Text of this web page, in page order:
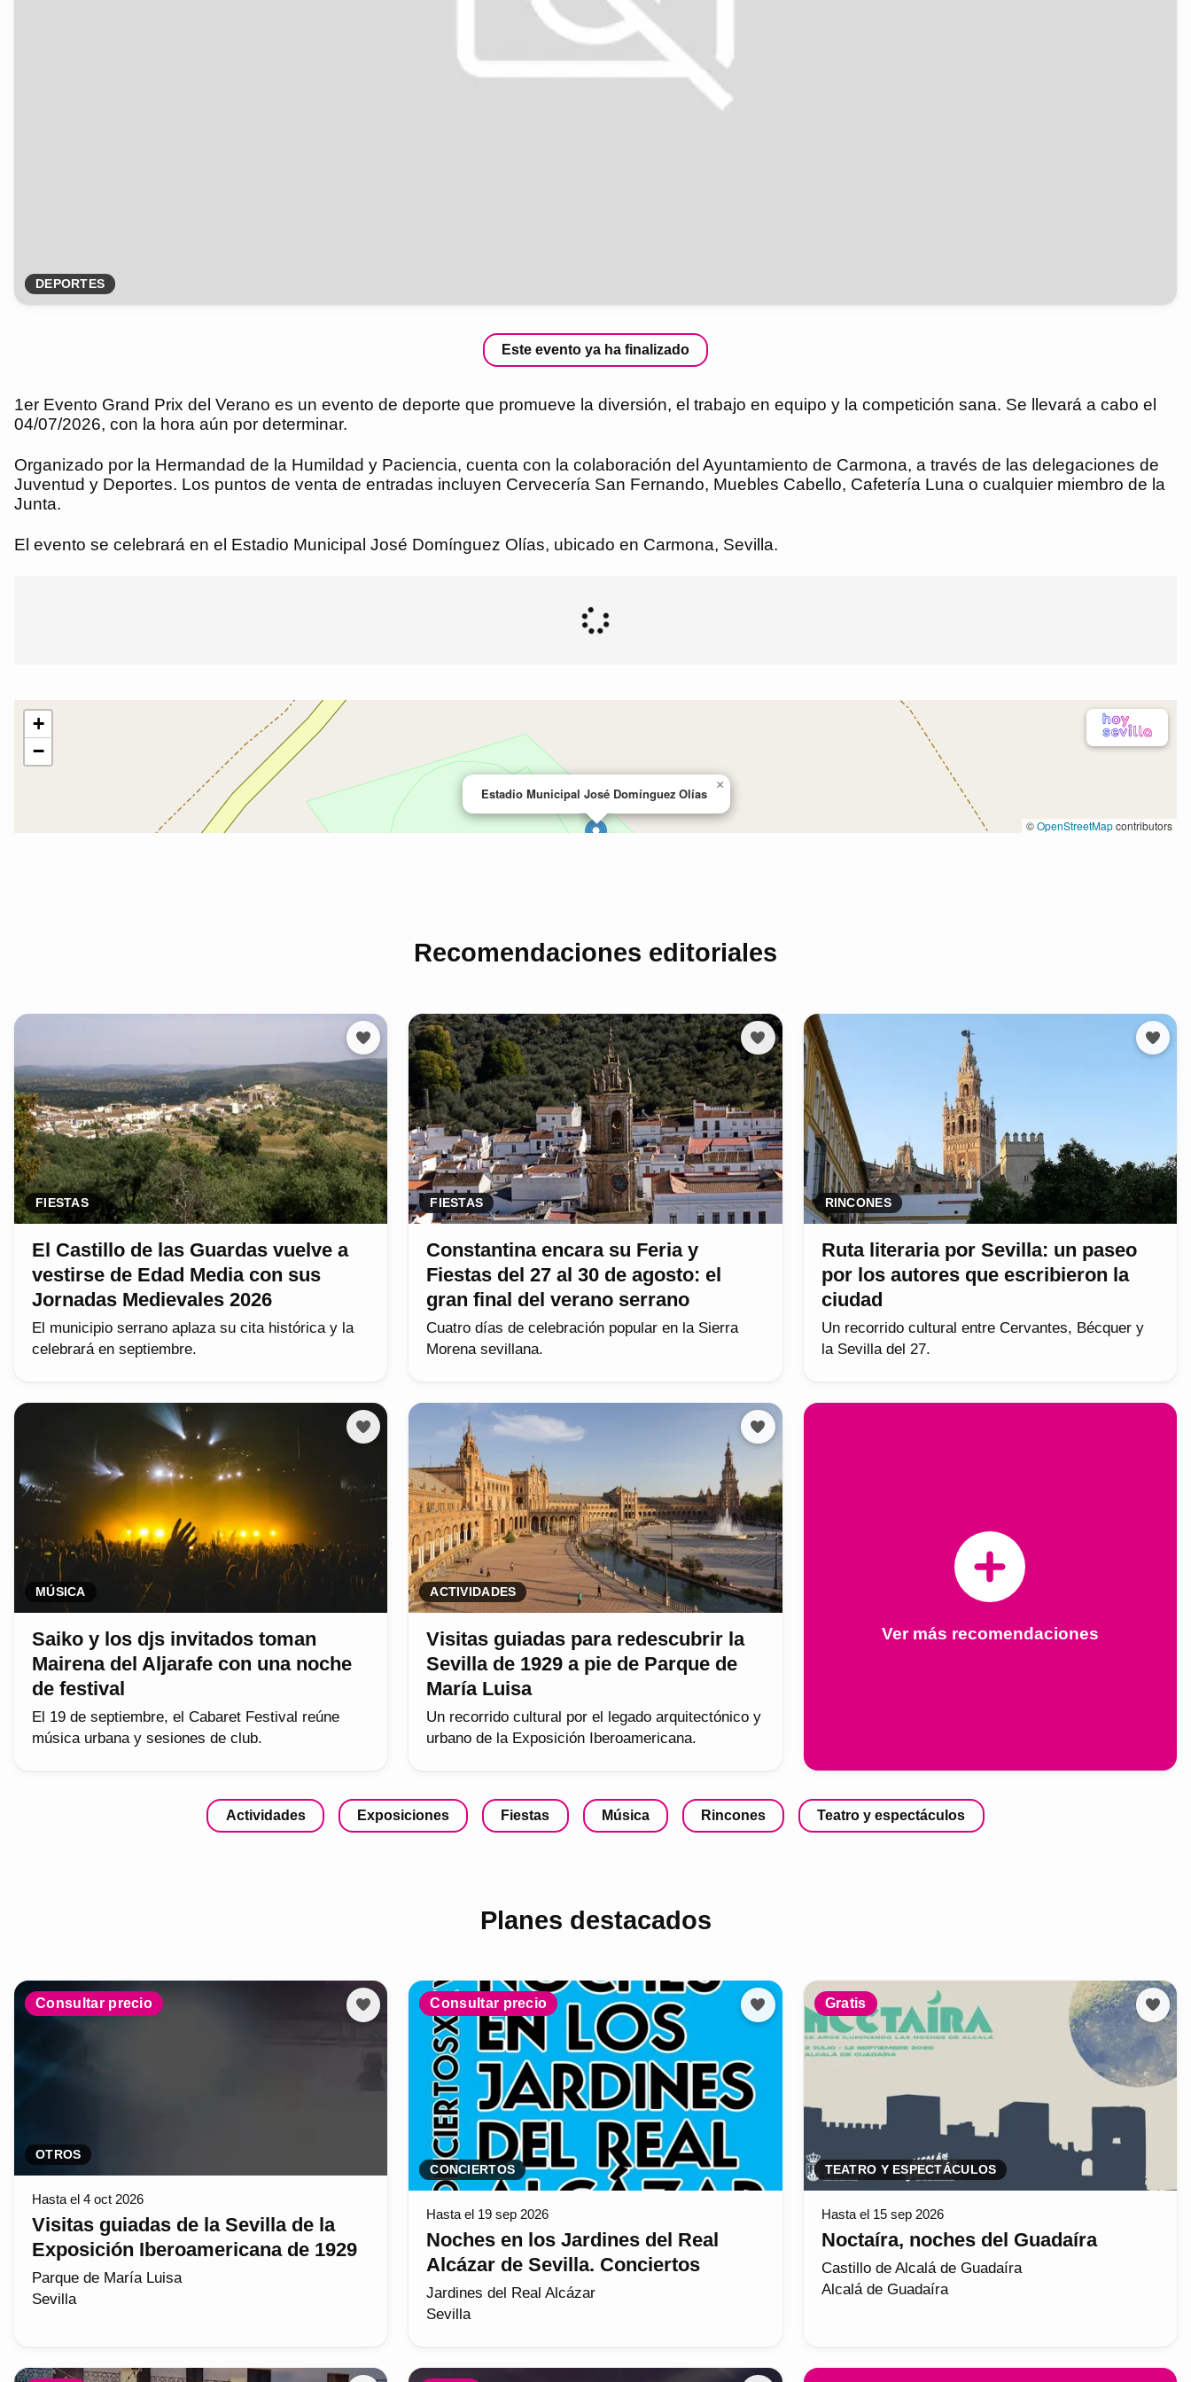
DEPORTES
Este evento ya ha finalizado
1er Evento Grand Prix del Verano es un evento de deporte que promueve la diversión, el trabajo en equipo y la competición sana. Se llevará a cabo el
04/07/2026, con la hora aún por determinar.
Organizado por la Hermandad de la Humildad y Paciencia, cuenta con la colaboración del Ayuntamiento de Carmona, a través de las delegaciones de
Juventud y Deportes. Los puntos de venta de entradas incluyen Cervecería San Fernando, Muebles Cabello, Cafetería Luna o cualquier miembro de la
Junta.
El evento se celebrará en el Estadio Municipal José Domínguez Olías, ubicado en Carmona, Sevilla.
Recomendaciones editoriales
FIESTAS
El Castillo de las Guardas vuelve a
vestirse de Edad Media con sus
Jornadas Medievales 2026
El municipio serrano aplaza su cita histórica y la
celebrará en septiembre.
FIESTAS
Constantina encara su Feria y
Fiestas del 27 al 30 de agosto: el
gran final del verano serrano
Cuatro días de celebración popular en la Sierra
Morena sevillana.
RINCONES
Ruta literaria por Sevilla: un paseo
por los autores que escribieron la
ciudad
Un recorrido cultural entre Cervantes, Bécquer y
la Sevilla del 27.
MÚSICA
Saiko y los djs invitados toman
Mairena del Aljarafe con una noche
de festival
El 19 de septiembre, el Cabaret Festival reúne
música urbana y sesiones de club.
ACTIVIDADES
Visitas guiadas para redescubrir la
Sevilla de 1929 a pie de Parque de
María Luisa
Un recorrido cultural por el legado arquitectónico y
urbano de la Exposición Iberoamericana.
Ver más recomendaciones
Actividades Exposiciones Fiestas Música Rincones Teatro y espectáculos
Planes destacados
Consultar precio
OTROS
Hasta el 4 oct 2026
Visitas guiadas de la Sevilla de la
Exposición Iberoamericana de 1929
Parque de María Luisa
Sevilla
Consultar precio
CONCIERTOS
Hasta el 19 sep 2026
Noches en los Jardines del Real
Alcázar de Sevilla. Conciertos
Jardines del Real Alcázar
Sevilla
Gratis
TEATRO Y ESPECTÁCULOS
Hasta el 15 sep 2026
Noctaíra, noches del Guadaíra
Castillo de Alcalá de Guadaíra
Alcalá de Guadaíra